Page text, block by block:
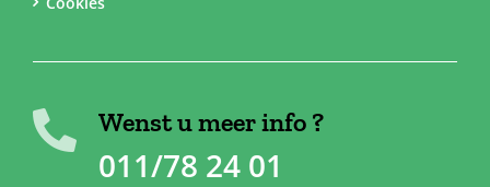
Wenst u meer info ?
011/78 24 01